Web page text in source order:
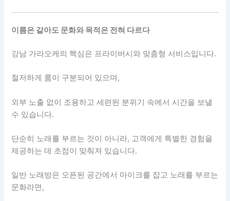
이름은 같아도 문화와 목적은 전혀 다르다
강남 가라오케의 핵심은 프라이버시와 맞춤형 서비스입니다.
철저하게 룸이 구분되어 있으며,
외부 노출 없이 조용하고 세련된 분위기 속에서 시간을 보낼
수 있습니다.
단순히 노래를 부르는 것이 아니라, 고객에게 특별한 경험을
제공하는 데 초점이 맞춰져 있습니다.
일반 노래방은 오픈된 공간에서 마이크를 잡고 노래를 부르는
문화라면,